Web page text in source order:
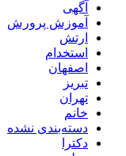
آگهی
آموزش پرورش
ارتش
استخدام
اصفهان
تبریز
تهران
خانم
دسته‌بندی نشده
دکترا